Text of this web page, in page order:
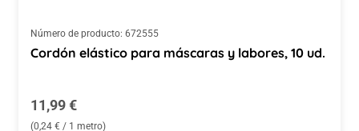
Número de producto: 672555
Cordón elástico para máscaras y labores, 10 ud.
Precio normal:
11,99 €
(0,24 € / 1 metro)